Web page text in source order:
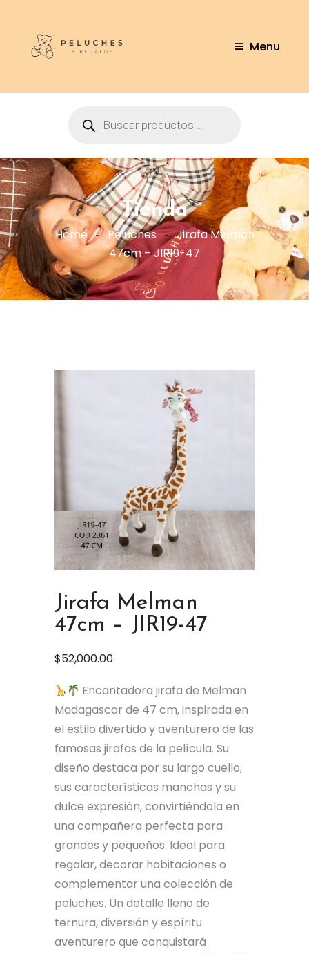
Menu
Tienda
Home Peluches
Jirafa Melman
47cm – JIR19-47
Jirafa Melman
47cm – JIR19-47
$52,000.00
Encantadora jirafa de Melman
Madagascar de 47 cm, inspirada en
el estilo divertido y aventurero de las
famosas jirafas de la película. Su
diseño destaca por su largo cuello,
sus características manchas y su
dulce expresión, convirtiéndola en
una compañera perfecta para
grandes y pequeños. Ideal para
regalar, decorar habitaciones o
complementar una colección de
peluches. Un detalle lleno de
ternura, diversión y espíritu
aventurero que conquistará